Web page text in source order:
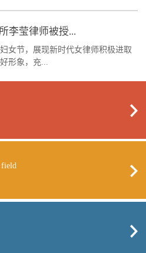
李莹律师被授...
女节，展现新时代女律师积极进取
形象，充...
field